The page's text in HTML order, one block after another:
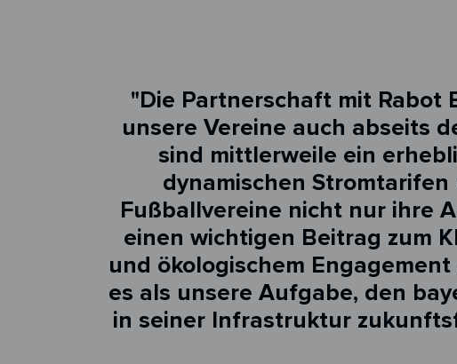
"Die Partnerschaft mit Rabot
unsere Vereine auch abseits
sind mittlerweile ein
dynamischen
Fußballvereine nicht nur ihre
einen wichtigen Beitrag zum
und ökologischem
es als unsere Aufgabe, den
in seiner Infrastruktur